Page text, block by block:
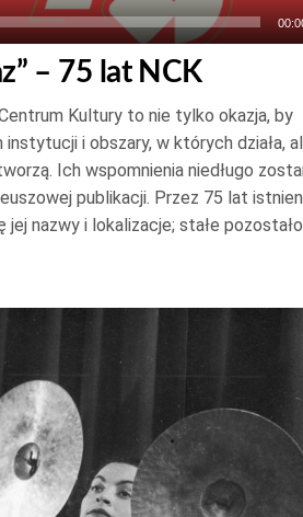
– 75 lat NCK
Kultury to nie tylko okazja, by
instytucji i obszary, w których działa,
Ich wspomnienia niedługo
publikacji. Przez 75 lat
jej nazwy i lokalizacje; stałe pozostało